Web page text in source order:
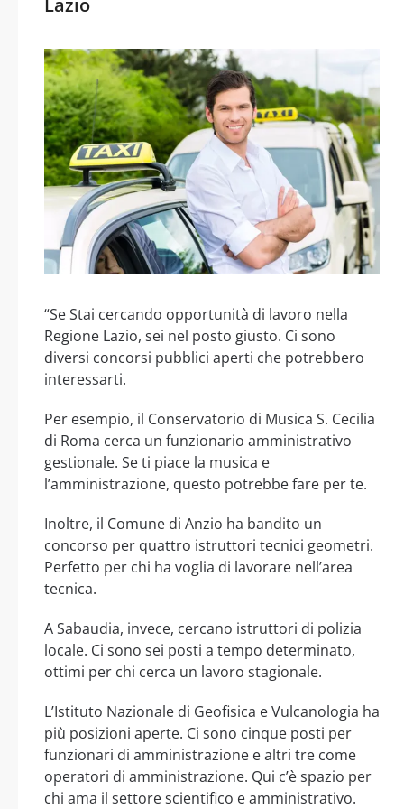
Lazio
“Se Stai cercando opportunità di lavoro nella
Regione Lazio, sei nel posto giusto. Ci sono
diversi concorsi pubblici aperti che potrebbero
interessarti.
Per esempio, il Conservatorio di Musica S. Cecilia
di Roma cerca un funzionario amministrativo
gestionale. Se ti piace la musica e
l’amministrazione, questo potrebbe fare per te.
Inoltre, il Comune di Anzio ha bandito un
concorso per quattro istruttori tecnici geometri.
Perfetto per chi ha voglia di lavorare nell’area
tecnica.
A Sabaudia, invece, cercano istruttori di polizia
locale. Ci sono sei posti a tempo determinato,
ottimi per chi cerca un lavoro stagionale.
L’Istituto Nazionale di Geofisica e Vulcanologia ha
più posizioni aperte. Ci sono cinque posti per
funzionari di amministrazione e altri tre come
operatori di amministrazione. Qui c’è spazio per
chi ama il settore scientifico e amministrativo.